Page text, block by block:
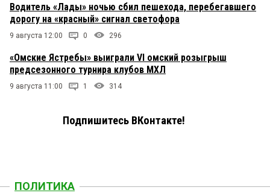
Водитель «Лады» ночью сбил пешехода, перебегавшего
дорогу на «красный» сигнал светофора
9 августа 12:00 0 296
«Омские Ястребы» выиграли VI омский розыгрыш
предсезонного турнира клубов МХЛ
9 августа 11:00 1 314
Подпишитесь ВКонтакте!
ПОЛИТИКА